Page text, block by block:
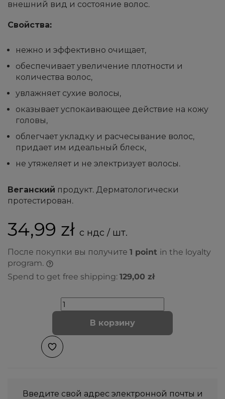
внешний вид и состояние волос.
Свойства:
нежно и эффективно очищает,
oбеспечивает увеличение плотности и
количества волос,
увлажняет сухие волосы,
оказывает успокаивающее действие на кожу
головы,
облегчает укладку и расчесывание волос,
придает им идеальный блеск,
не утяжеляет и не электризует волосы.
Веганский продукт. Дерматологически
протестирован.
34,99 zł с ндс / шт.
После покупки вы получите 1 point in the loyalty
program.
Spend to get free shipping: 129,00 zł
В корзину
Введите свой адрес электронной почты и